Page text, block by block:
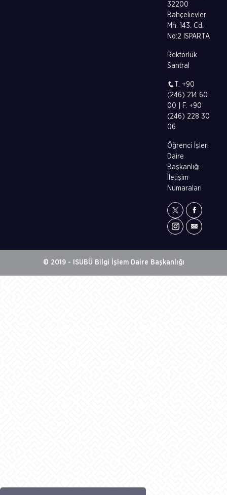
32200
Bahçelievler
Mh. 143. Cd.
No:2 ISPARTA
Rektörlük
Santral
T. +90
(246) 214 60
00 | F. +90
(246) 228 30
06
Öğrenci İşleri
Daire
Başkanlığı
İletişim
Numaraları
© 2019 - ISUBÜ Bilgi İşlem Daire Başkanlığı